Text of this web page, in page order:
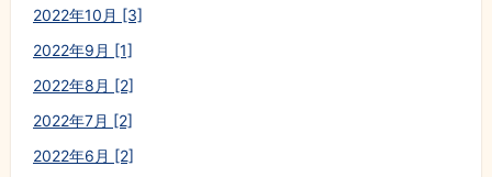
2022年10月 [3]
2022年9月 [1]
2022年8月 [2]
2022年7月 [2]
2022年6月 [2]